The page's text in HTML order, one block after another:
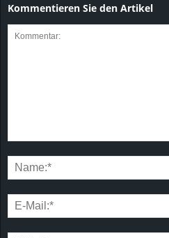
Kommentieren Sie den Artikel